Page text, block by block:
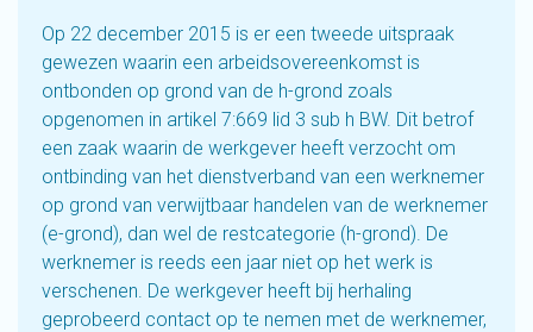
Op 22 december 2015 is er een tweede uitspraak
gewezen waarin een arbeidsovereenkomst is
ontbonden op grond van de h-grond zoals
opgenomen in artikel 7:669 lid 3 sub h BW. Dit betrof
een zaak waarin de werkgever heeft verzocht om
ontbinding van het dienstverband van een werknemer
op grond van verwijtbaar handelen van de werknemer
(e-grond), dan wel de restcategorie (h-grond). De
werknemer is reeds een jaar niet op het werk is
verschenen. De werkgever heeft bij herhaling
geprobeerd contact op te nemen met de werknemer,